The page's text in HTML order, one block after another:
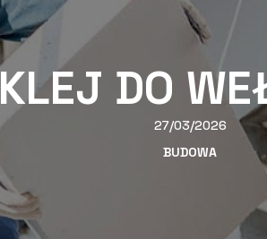
DO
27/03/2026
BUDOWA